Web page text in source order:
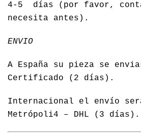
4-5 días (por favor,
necesita antes).
ENVIO
A España su pieza se
Certificado (2 días).
Internacional el envío
Metrópoli4 – DHL (3 días).